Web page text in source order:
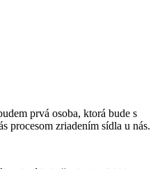
prvá osoba, ktorá bude s
procesom zriadením sídla u nás.